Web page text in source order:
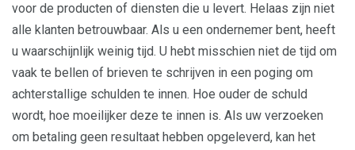
voor de producten of diensten die u levert. Helaas zijn niet
alle klanten betrouwbaar. Als u een ondernemer bent, heeft
u waarschijnlijk weinig tijd. U hebt misschien niet de tijd om
vaak te bellen of brieven te schrijven in een poging om
achterstallige schulden te innen. Hoe ouder de schuld
wordt, hoe moeilijker deze te innen is. Als uw verzoeken
om betaling geen resultaat hebben opgeleverd, kan het